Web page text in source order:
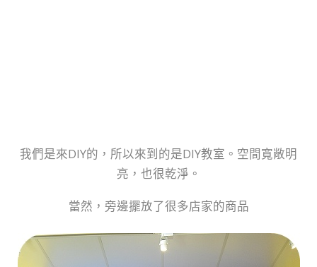
我們是來DIY的，所以來到的是DIY教室。空間寬敞明
亮，也很乾淨。
當然，旁邊擺放了很多店家的商品